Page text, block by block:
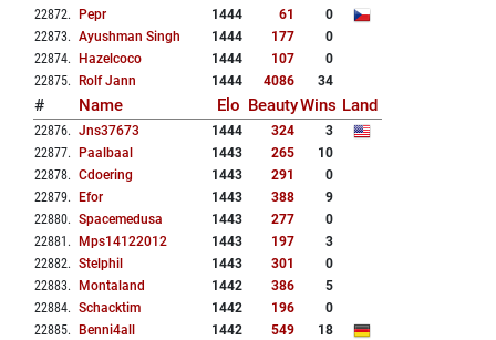
22872. Pepr 1444 61
0
22873. Ayushman Singh 1444 177
0
22874. Hazelcoco 1444 107
0
22875. Rolf Jann 1444 4086 34
# Name Elo BeautyWins Land
22876. Jns37673 1444 324
3
22877. Paalbaal 1443 265
10
22878. Cdoering 1443 291
0
22879. Efor 1443 388
9
22880. Spacemedusa 1443 277
0
22881 . Mps14122012 1443 197
3
22882. Stelphil 1443 301
0
22883. Montaland 1442 386
5
22884. Schacktim 1442 196
0
22885. Benni4all 1442 549
18